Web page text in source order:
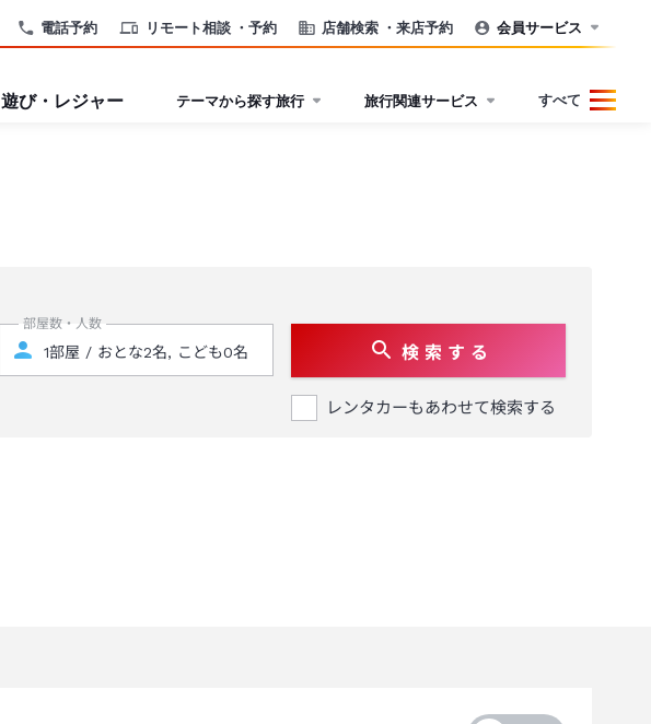
電話予約 リモート相談 ・予約 店舗検索 ・来店予約 会員サービス
遊び・レジャー テーマから探す旅行 旅行関連サービス すべて
部屋数・人数
検 索 す る
レンタカーもあわせて検索する